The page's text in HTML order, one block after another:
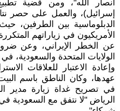
أنصار الله"، ومن قضية
إسرائيل)، والعمل على حصر
الدبلوماسية بين الطرفين،
الأمريكيون في زياراتهم
عن الخطر الإيراني، وعن
الولايات المتحدة والسعودية،
وإعادة الاعتبار للعلاقات
عهدها، وكان الناطق باسم
في تصريح غداة زيارة مدير
الرياض "لا نتفق مع السعودية في